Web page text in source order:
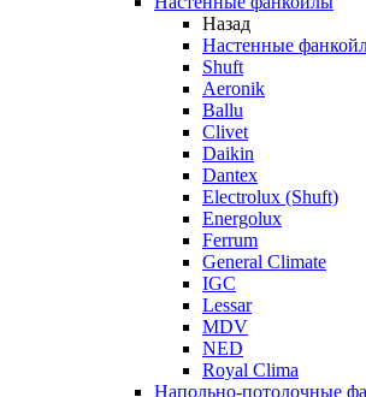
Назад
Настенные
Shuft
Aeronik
Ballu
Clivet
Daikin
Dantex
Electrolux (Shuft)
Energolux
Ferrum
General Climate
IGC
Lessar
MDV
NED
Royal Clima
Напольно-потолочные